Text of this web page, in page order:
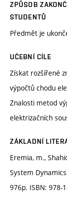
ZPŮSOB
STUDENTŮ
Předmět je
UČEBNÍ CÍLE
Získat rozšířené
výpočtů chodu
Znalosti metod
elektrizačních
ZÁKLADNÍ
Eremia, m.,
System
976p. ISBN: 978-